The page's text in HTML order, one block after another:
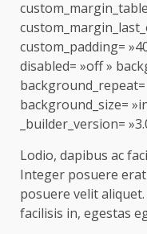
custom_padding=
disabled= »off »
background_size=
_builder_version=
Lodio, dapibus ac
Integer posuere
posuere velit
facilisis in, egestas